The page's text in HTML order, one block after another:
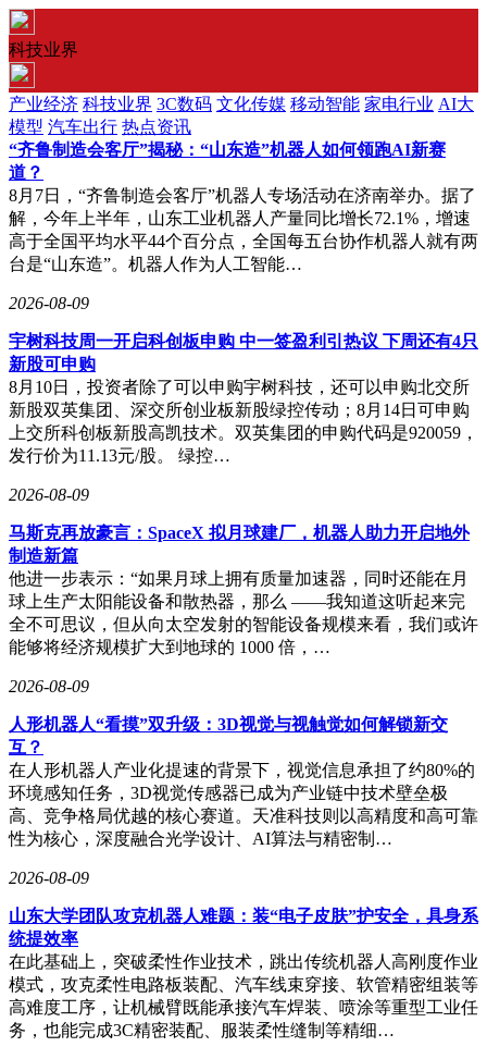
科技业界
产业经济 科技业界 3C数码 文化传媒 移动智能 家电行业 AI大
模型 汽车出行 热点资讯
“齐鲁制造会客厅”揭秘：“山东造”机器人如何领跑AI新赛
道？
8月7日，“齐鲁制造会客厅”机器人专场活动在济南举办。据了
解，今年上半年，山东工业机器人产量同比增长72.1%，增速
高于全国平均水平44个百分点，全国每五台协作机器人就有两
台是“山东造”。机器人作为人工智能…
2026-08-09
宇树科技周一开启科创板申购 中一签盈利引热议 下周还有4只
新股可申购
8月10日，投资者除了可以申购宇树科技，还可以申购北交所
新股双英集团、深交所创业板新股绿控传动；8月14日可申购
上交所科创板新股高凯技术。双英集团的申购代码是920059，
发行价为11.13元/股。 绿控…
2026-08-09
马斯克再放豪言：SpaceX 拟月球建厂，机器人助力开启地外
制造新篇
他进一步表示：“如果月球上拥有质量加速器，同时还能在月
球上生产太阳能设备和散热器，那么 ——我知道这听起来完
全不可思议，但从向太空发射的智能设备规模来看，我们或许
能够将经济规模扩大到地球的 1000 倍，…
2026-08-09
人形机器人“看摸”双升级：3D视觉与视触觉如何解锁新交
互？
在人形机器人产业化提速的背景下，视觉信息承担了约80%的
环境感知任务，3D视觉传感器已成为产业链中技术壁垒极
高、竞争格局优越的核心赛道。天准科技则以高精度和高可靠
性为核心，深度融合光学设计、AI算法与精密制…
2026-08-09
山东大学团队攻克机器人难题：装“电子皮肤”护安全，具身系
统提效率
在此基础上，突破柔性作业技术，跳出传统机器人高刚度作业
模式，攻克柔性电路板装配、汽车线束穿接、软管精密组装等
高难度工序，让机械臂既能承接汽车焊装、喷涂等重型工业任
务，也能完成3C精密装配、服装柔性缝制等精细…